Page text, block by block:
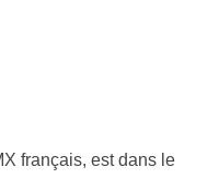
français, est dans le